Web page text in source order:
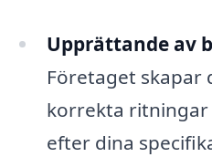
Upprättande av
Företaget skapar
korrekta ritningar
efter dina